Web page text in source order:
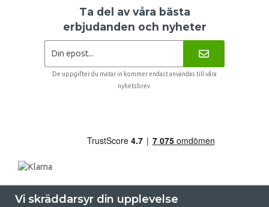
Ta del av våra bästa
erbjudanden och nyheter
De uppgifter du matar in kommer endast användas till våra
nyhetsbrev.
Vi skräddarsyr din upplevelse